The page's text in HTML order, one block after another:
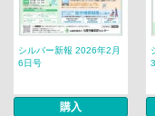
シルバー新報 2026年2月
6日号
購入